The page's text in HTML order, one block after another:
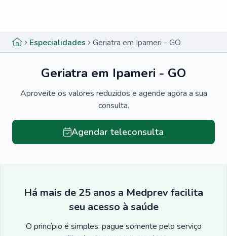
Especialidades Geriatra em Ipameri - GO
Geriatra em Ipameri - GO
Aproveite os valores reduzidos e agende agora a sua
consulta.
Agendar teleconsulta
Há mais de 25 anos a Medprev facilita
seu acesso à saúde
O princípio é simples: pague somente pelo serviço